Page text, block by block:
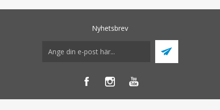
Nyhetsbrev